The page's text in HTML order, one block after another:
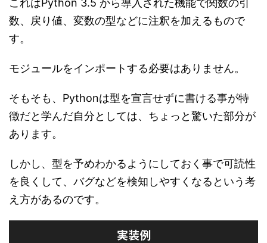
これはPython 3.5 から導入された機能で関数の引
数、戻り値、変数の型などに注釈を加えるもので
す。
モジュールをインポートする必要はありません。
そもそも、Pythonは型を宣言せずに書ける事が特
徴だと学んだ自分としては、ちょっと驚いた部分が
あります。
しかし、型を予めわかるようにしておく事で可読性
を良くして、バグなどを検知しやすくなるという考
え方があるのです。
実装例